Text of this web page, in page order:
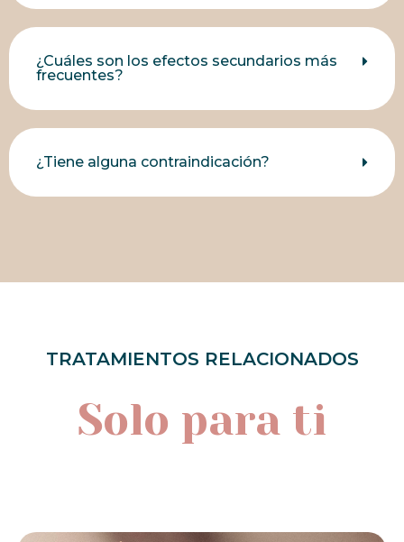
¿Cuáles son los efectos secundarios más
frecuentes?
¿Tiene alguna contraindicación?
TRATAMIENTOS RELACIONADOS
Solo para ti